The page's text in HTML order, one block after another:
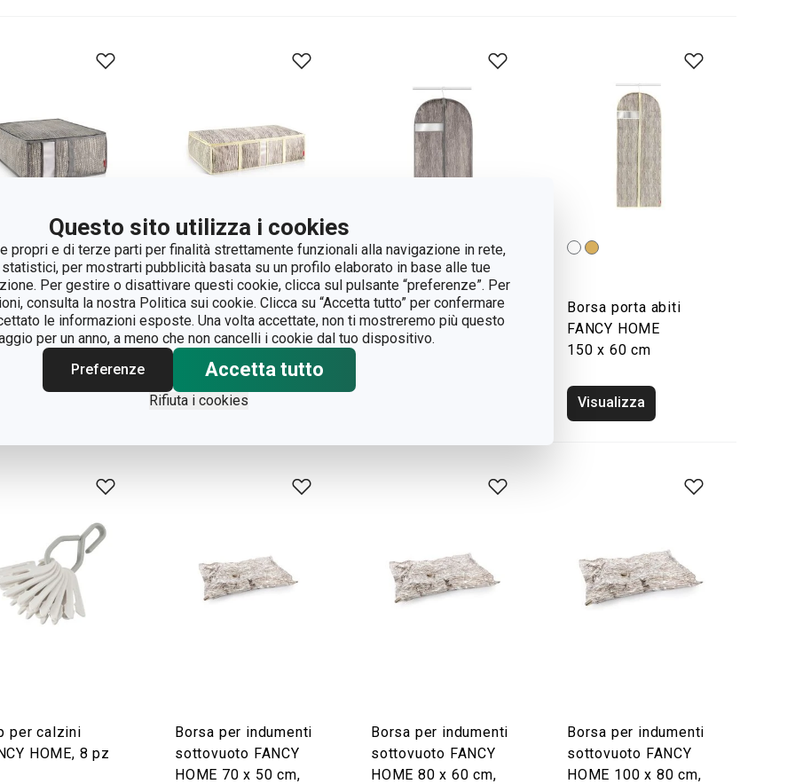
Questo sito utilizza i cookies
propri e di terze parti per finalità strettamente funzionali alla navigazione in rete,
per mostrarti pubblicità basata su un profilo elaborato in base alle tue
Per gestire o disattivare questi cookie, clicca sul pulsante “preferenze”. Per
consulta la nostra Politica sui cookie. Clicca su “Accetta tutto” per confermare
le informazioni esposte. Una volta accettate, non ti mostreremo più questo
per un anno, a meno che non cancelli i cookie dal tuo dispositivo.
Preferenze
Accetta tutto
Rifiuta i cookies
biancheria
HOME
x 52 x 20 cm
Porta lenzuola
FANCY HOME
80 x 52 x 20 cm
Visualizza
Borsa porta abiti
FANCY HOME
100 x 60 cm
Borsa porta abiti
FANCY HOME
150 x 60 cm
Visualizza
per calzini
HOME, 8 pz
Borsa per indumenti
sottovuoto FANCY
HOME 70 x 50 cm,
Borsa per indumenti
sottovuoto FANCY
HOME 80 x 60 cm,
Borsa per indumenti
sottovuoto FANCY
HOME 100 x 80 cm,